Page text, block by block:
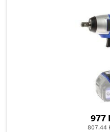
977
807.44